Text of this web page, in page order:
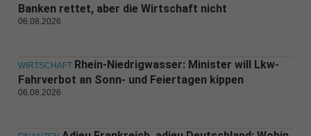
Banken rettet, aber die Wirtschaft nicht
06.08.2026
WIRTSCHAFT Rhein-Niedrigwasser: Minister will Lkw-
Fahrverbot an Sonn- und Feiertagen kippen
06.08.2026